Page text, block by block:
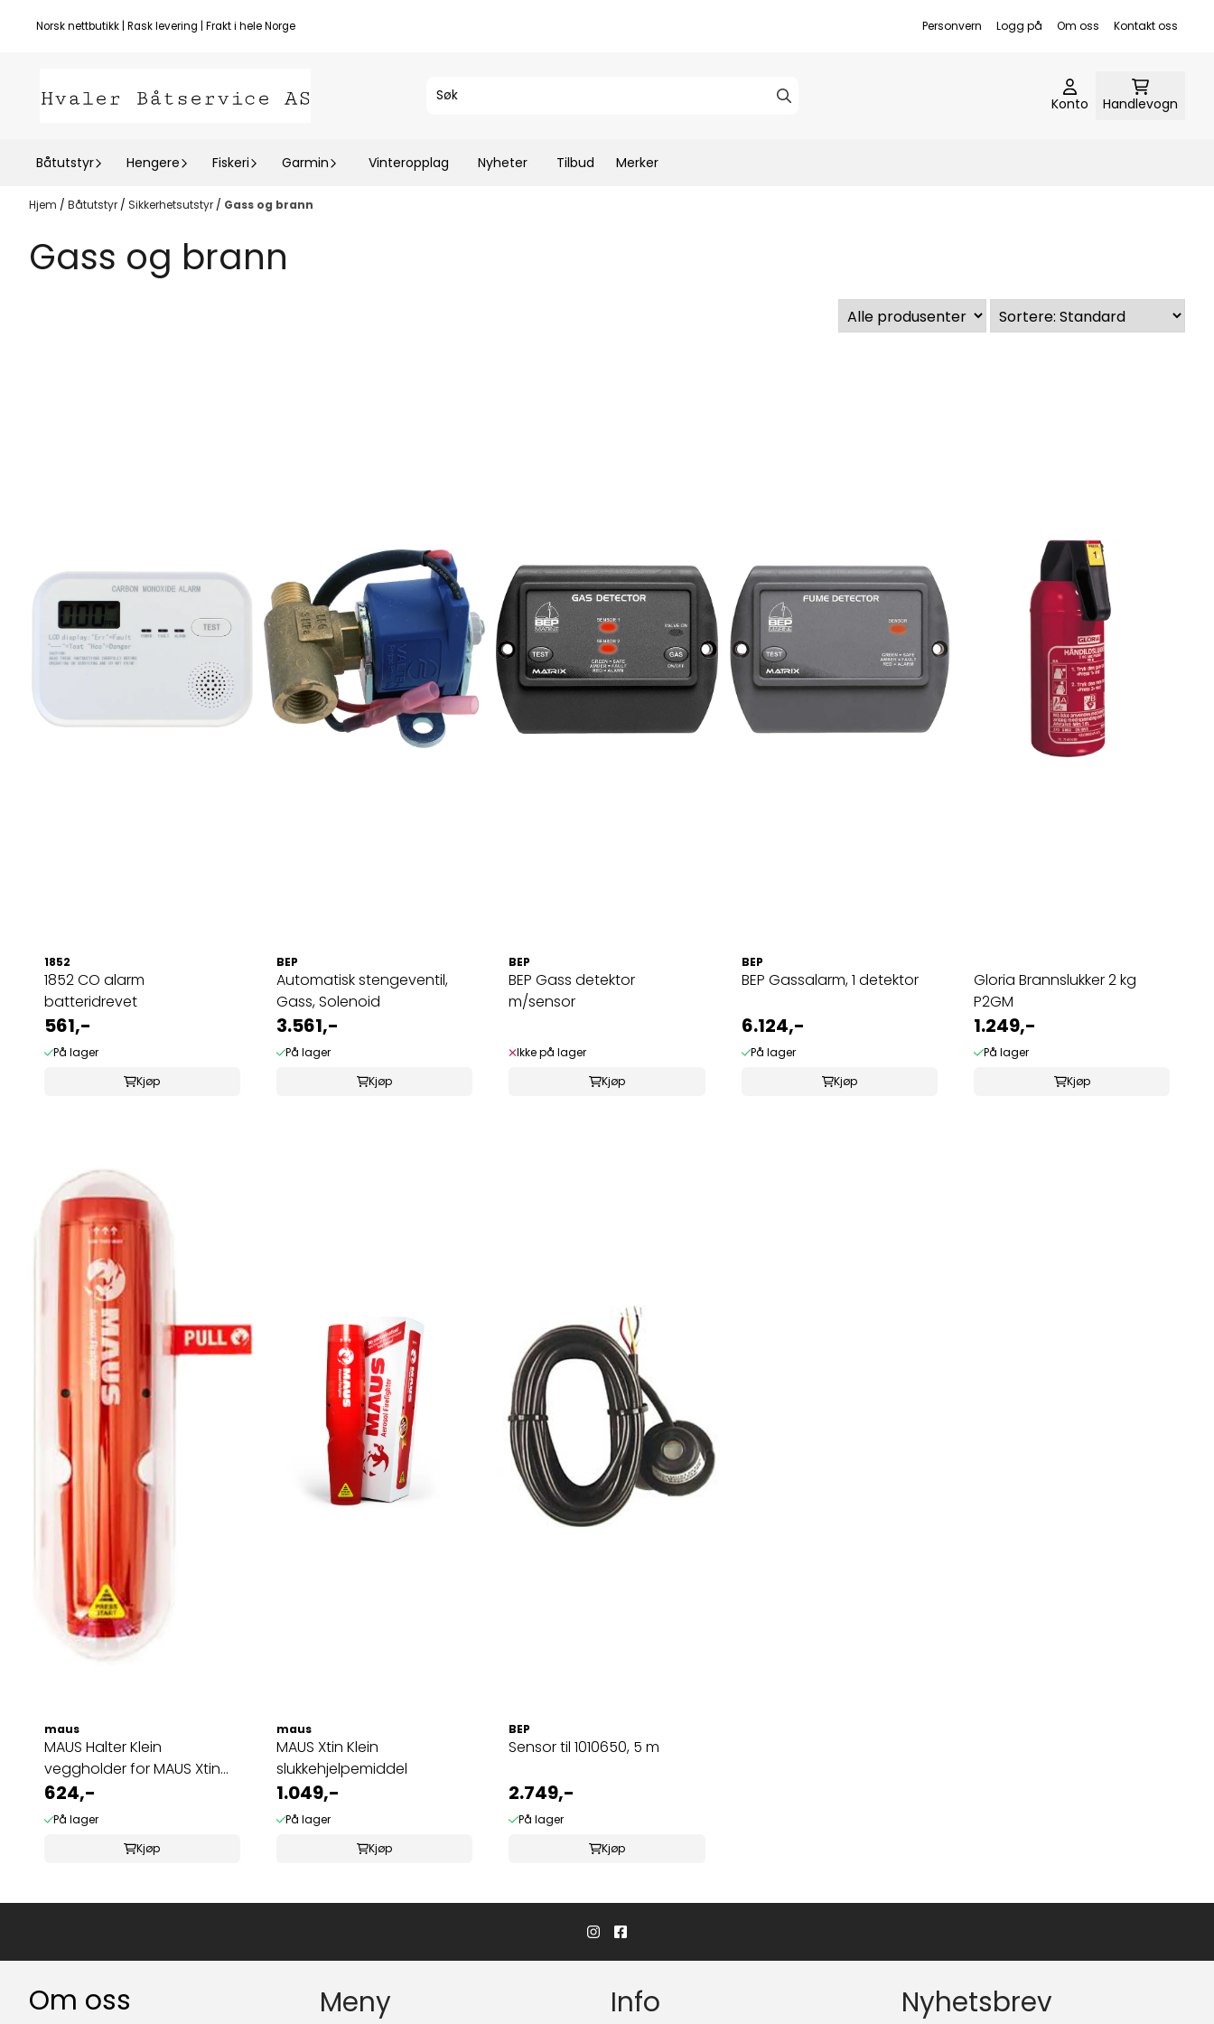
Hopp til innhold
Norsk nettbutikk | Rask levering | Frakt i hele Norge Personvern Logg på Om oss Kontakt oss
Konto Handlevogn
Båtutstyr Hengere Fiskeri Garmin Vinteropplag Nyheter Tilbud Merker
Hjem / Båtutstyr / Sikkerhetsutstyr / Gass og brann
Gass og brann
1852
1852 CO alarm
batteridrevet
561,-
På lager
Kjøp
BEP
Automatisk stengeventil,
Gass, Solenoid
3.561,-
På lager
Kjøp
BEP
BEP Gass detektor
m/sensor
Ikke på lager
Kjøp
BEP
BEP Gassalarm, 1 detektor
6.124,-
På lager
Kjøp
Gloria Brannslukker 2 kg
P2GM
1.249,-
På lager
Kjøp
maus
MAUS Halter Klein
veggholder for MAUS Xtin
Klein
624,-
På lager
Kjøp
maus
MAUS Xtin Klein
slukkehjelpemiddel
1.049,-
På lager
Kjøp
BEP
Sensor til 1010650, 5 m
2.749,-
På lager
Kjøp
Om oss Meny Info Nyhetsbrev